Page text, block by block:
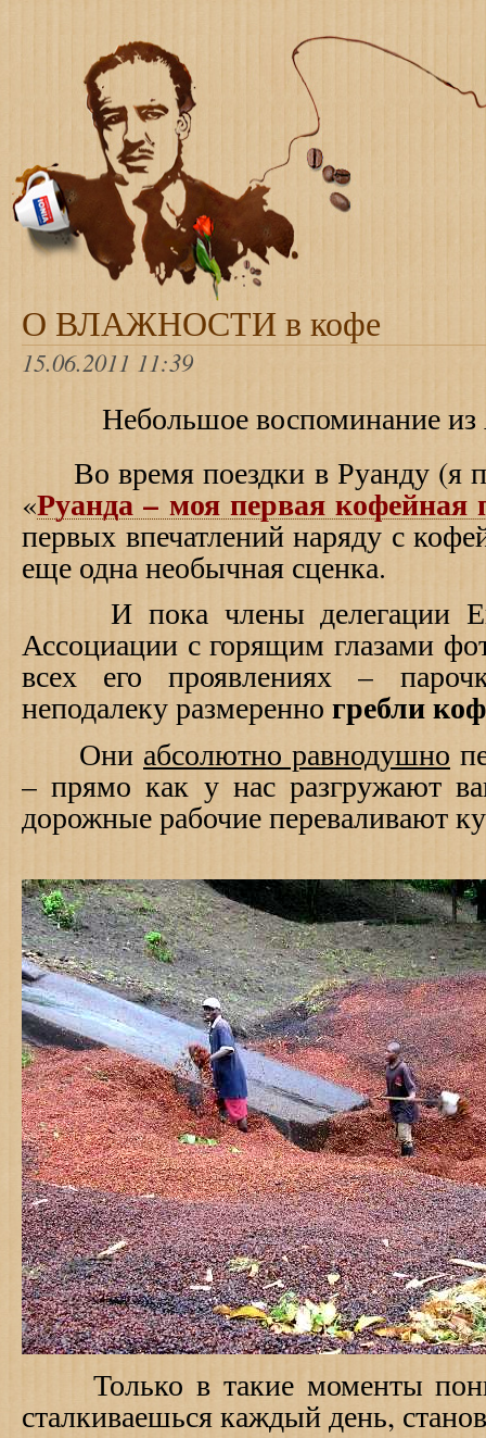
О ВЛАЖНОСТИ в кофе
15.06.2011 11:39
Небольшое воспоминание
Во время поездки в Руанду (я
«Руанда – моя первая кофейная
первых впечатлений наряду с
еще одна необычная сценка.
И пока члены делегации
Ассоциации с горящим глазами
всех его проявлениях –
неподалеку размеренно гребли
Они абсолютно равнодушно
– прямо как у нас разгружают
дорожные рабочие переваливают
Только в такие моменты
сталкиваешься каждый день,